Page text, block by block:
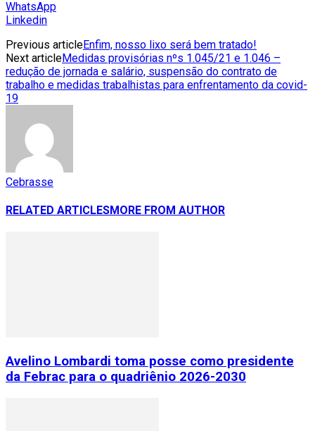
WhatsApp
Linkedin
Previous articleEnfim, nosso lixo será bem tratado!
Next articleMedidas provisórias nºs 1.045/21 e 1.046 –
redução de jornada e salário, suspensão do contrato de
trabalho e medidas trabalhistas para enfrentamento da covid-
19
Cebrasse
RELATED ARTICLESMORE FROM AUTHOR
Avelino Lombardi toma posse como presidente
da Febrac para o quadriênio 2026-2030